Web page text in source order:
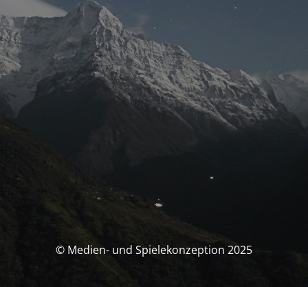
© Medien- und Spielekonzeption 2025